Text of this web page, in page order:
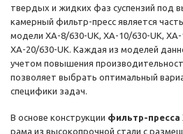
твердых и жидких фаз суспензий под
камерный фильтр-пресс является
модели XA-8/630-UK, XA-10/630-UK,
XA-20/630-UK. Каждая из моделей
учетом повышения
позволяет выбрать оптимальный
специфики задач.
В основе конструкции фильтр-пресса
рама из высокопрочной стали с